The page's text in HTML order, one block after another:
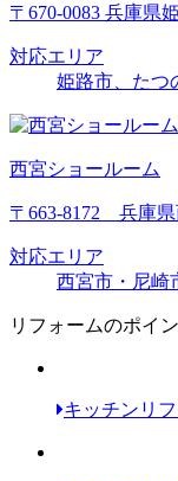
〒670-0083 兵庫県
対応エリア
姫路市、たつ
西宮ショールーム
〒663-8172 兵庫
対応エリア
西宮市・尼崎
リフォームのポイ
キッチンリ